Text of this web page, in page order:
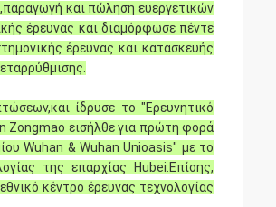
και πώληση ευεργετικών
έρευνας και διαμόρφωσε πέντε
έρευνας και κατασκευής
ίδρυσε το "Ερευνητικό
Zongmao εισήλθε για πρώτη φορά
Wuhan & Wuhan Unioasis" με το
της επαρχίας Hubei.Επίσης,
κέντρο έρευνας τεχνολογίας